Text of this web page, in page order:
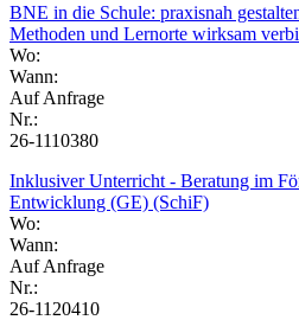
BNE in die Schule: praxisnah
Methoden und Lernorte wirksam
Wo:
Wann:
Auf Anfrage
Nr.:
26-1110380
Inklusiver Unterricht - Beratung im
Entwicklung (GE) (SchiF)
Wo:
Wann:
Auf Anfrage
Nr.:
26-1120410